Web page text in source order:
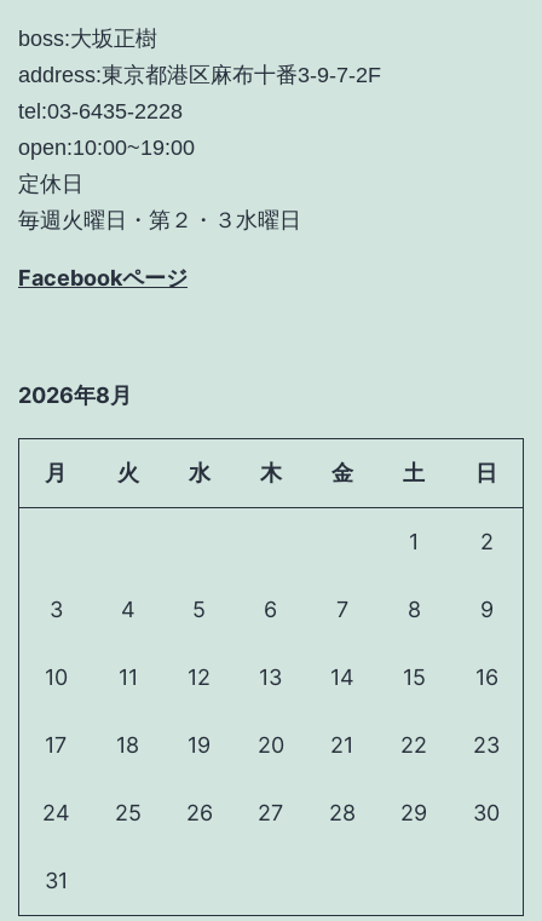
boss:大坂正樹
address:東京都港区麻布十番3-9-7-2F
tel:03-6435-2228
open:10:00~19:00
定休日
毎週火曜日・第２・３水曜日
Facebookページ
2026年8月
月 火 水 木 金 土 日
1 2
3 4 5 6 7 8 9
10 11 12 13 14 15 16
17 18 19 20 21 22 23
24 25 26 27 28 29 30
31